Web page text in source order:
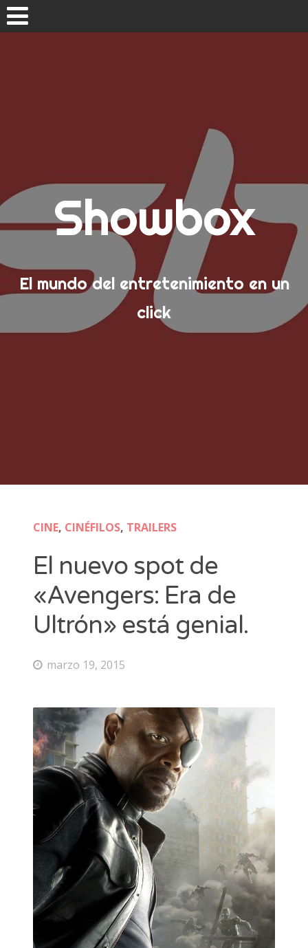
Showbox
El mundo del entretenimiento en un
click
CINE, CINÉFILOS, TRAILERS
El nuevo spot de
«Avengers: Era de
Ultrón» está genial.
marzo 19, 2015